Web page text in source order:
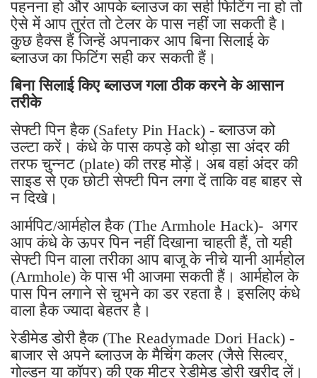
पहनना हो और आपके ब्लाउज का सही फिटिंग ना हो तो
ऐसे में आप तुरंत तो टेलर के पास नहीं जा सकती है।
कुछ हैक्स हैं जिन्हें अपनाकर आप बिना सिलाई के
ब्लाउज का फिटिंग सही कर सकती हैं।
बिना सिलाई किए ब्लाउज गला ठीक करने के आसान
तरीके
सेफ्टी पिन हैक (Safety Pin Hack) - ब्लाउज को
उल्टा करें। कंधे के पास कपड़े को थोड़ा सा अंदर की
तरफ चुन्नट (plate) की तरह मोड़ें। अब वहां अंदर की
साइड से एक छोटी सेफ्टी पिन लगा दें ताकि वह बाहर से
न दिखे।
आर्मपिट/आर्महोल हैक (The Armhole Hack)- अगर
आप कंधे के ऊपर पिन नहीं दिखाना चाहती हैं, तो यही
सेफ्टी पिन वाला तरीका आप बाजू के नीचे यानी आर्महोल
(Armhole) के पास भी आजमा सकती हैं। आर्महोल के
पास पिन लगाने से चुभने का डर रहता है। इसलिए कंधे
वाला हैक ज्यादा बेहतर है।
रेडीमेड डोरी हैक (The Readymade Dori Hack) -
बाजार से अपने ब्लाउज के मैचिंग कलर (जैसे सिल्वर,
गोल्डन या कॉपर) की एक मीटर रेडीमेड डोरी खरीद लें।